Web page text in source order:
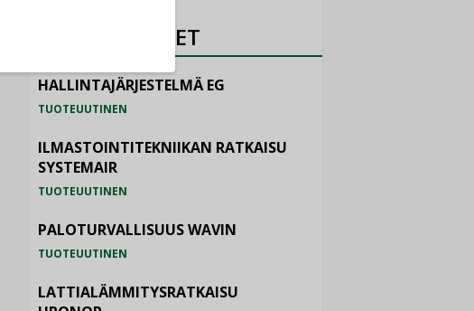
TUOTEUUTISET
HALLINTAJÄRJESTELMÄ EG
TUOTEUUTINEN
ILMASTOINTITEKNIIKAN RATKAISU
SYSTEMAIR
TUOTEUUTINEN
PALOTURVALLISUUS WAVIN
TUOTEUUTINEN
LATTIALÄMMITYSRATKAISU